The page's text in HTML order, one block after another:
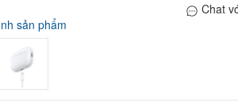
sản phẩm
Chat